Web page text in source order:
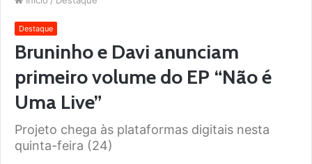
Destaque
Bruninho e Davi anunciam
primeiro volume do EP “Não é
Uma Live”
Projeto chega às plataformas digitais nesta
quinta-feira (24)